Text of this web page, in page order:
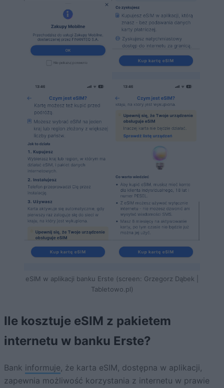
eSIM w aplikacji banku Erste (screen: Grzegorz Dąbek |
Tabletowo.pl)
Ile kosztuje eSIM z pakietem
internetu w banku Erste?
Bank informuje, że karta eSIM, dostępna w aplikacji,
zapewnia możliwość korzystania z internetu w prawie